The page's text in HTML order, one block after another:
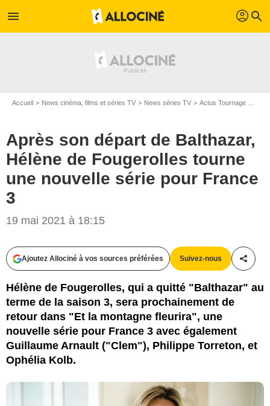
menu profil search
Accueil News cinéma, films et séries TV News séries TV Actus Tournage Séries TV
Après son départ de Balthazar,
Hélène de Fougerolles tourne
une nouvelle série pour France
3
19 mai 2021 à 18:15
Ajoutez Allociné à vos sources préférées Suivez-nous
Hélène de Fougerolles, qui a quitté "Balthazar" au
terme de la saison 3, sera prochainement de
retour dans "Et la montagne fleurira", une
nouvelle série pour France 3 avec également
Guillaume Arnault ("Clem"), Philippe Torreton, et
Ophélia Kolb.